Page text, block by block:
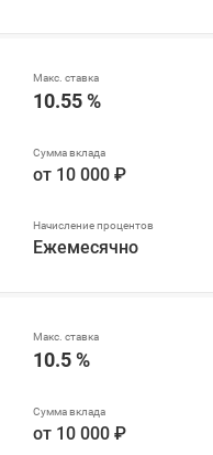
10.55 %
от 10 000 ₽
Ежемесячно
10.5 %
от 10 000 ₽